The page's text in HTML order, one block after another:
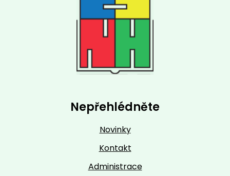
Nepřehlédněte
Novinky
Kontakt
Administrace